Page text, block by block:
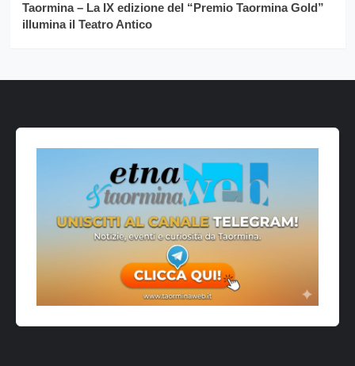
Taormina – La IX edizione del “Premio Taormina Gold”
illumina il Teatro Antico